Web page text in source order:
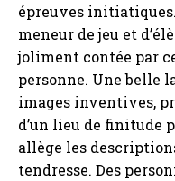
épreuves
meneur de jeu et
joliment contée par
personne. Une belle
images inventives,
d’un lieu de finitude
allège les
tendresse. Des